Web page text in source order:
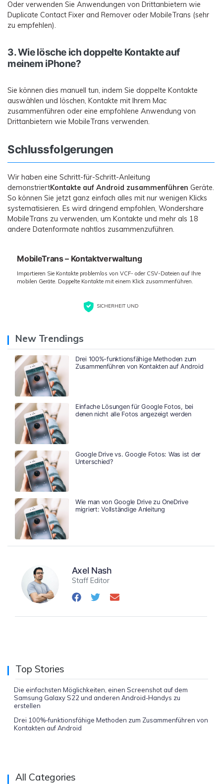
Oder verwenden Sie Anwendungen von Drittanbietern wie
Duplicate Contact Fixer and Remover oder MobileTrans (sehr
zu empfehlen).
3. Wie lösche ich doppelte Kontakte auf
meinem iPhone?
Sie können dies manuell tun, indem Sie doppelte Kontakte
auswählen und löschen, Kontakte mit Ihrem Mac
zusammenführen oder eine empfohlene Anwendung von
Drittanbietern wie MobileTrans verwenden.
Schlussfolgerungen
Wir haben eine Schritt-für-Schritt-Anleitung
demonstriertKontakte auf Android zusammenführen Geräte.
So können Sie jetzt ganz einfach alles mit nur wenigen Klicks
systematisieren. Es wird dringend empfohlen, Wondershare
MobileTrans zu verwenden, um Kontakte und mehr als 18
andere Datenformate nahtlos zusammenzuführen.
MobileTrans – Kontaktverwaltung
Importieren Sie Kontakte problemlos von VCF- oder CSV-Dateien auf Ihre
mobilen Geräte. Doppelte Kontakte mit einem Klick zusammenführen.
SICHERHEIT UND
New Trendings
Drei 100%-funktionsfähige Methoden zum
Zusammenführen von Kontakten auf Android
Einfache Lösungen für Google Fotos, bei
denen nicht alle Fotos angezeigt werden
Google Drive vs. Google Fotos: Was ist der
Unterschied?
Wie man von Google Drive zu OneDrive
migriert: Vollständige Anleitung
Axel Nash
Staff Editor
Top Stories
Die einfachsten Möglichkeiten, einen Screenshot auf dem
Samsung Galaxy S22 und anderen Android-Handys zu
erstellen
Drei 100%-funktionsfähige Methoden zum Zusammenführen von
Kontakten auf Android
All Categories